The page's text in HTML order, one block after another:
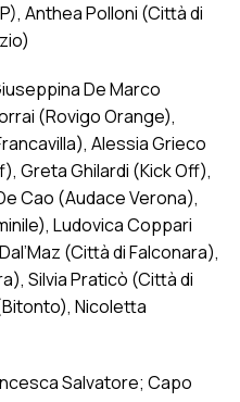
Anthea Polloni (Città di
De Marco
(Rovigo Orange),
Alessia Grieco
Greta Ghilardi (Kick Off),
Cao (Audace Verona),
Ludovica Coppari
(Città di Falconara),
Silvia Praticò (Città di
Nicoletta
Salvatore; Capo